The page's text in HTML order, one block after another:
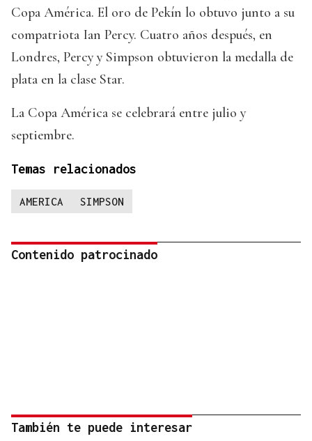
Copa América. El oro de Pekín lo obtuvo junto a su
compatriota Ian Percy. Cuatro años después, en
Londres, Percy y Simpson obtuvieron la medalla de
plata en la clase Star.
La Copa América se celebrará entre julio y
septiembre.
Temas relacionados
AMERICA SIMPSON
Contenido patrocinado
También te puede interesar